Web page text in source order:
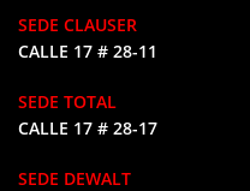
SEDE CLAUSER
CALLE 17 # 28-11
SEDE TOTAL
CALLE 17 # 28-17
SEDE DEWALT